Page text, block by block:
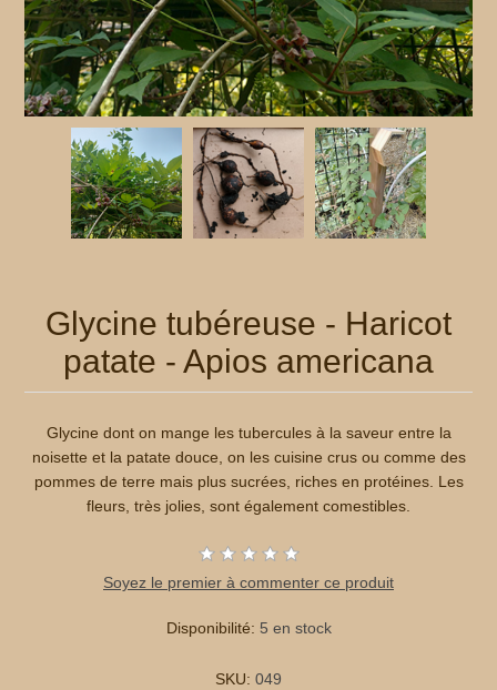
Glycine tubéreuse - Haricot
patate - Apios americana
Glycine dont on mange les tubercules à la saveur entre la
noisette et la patate douce, on les cuisine crus ou comme des
pommes de terre mais plus sucrées, riches en protéines. Les
fleurs, très jolies, sont également comestibles.
Soyez le premier à commenter ce produit
Disponibilité: 5 en stock
SKU: 049